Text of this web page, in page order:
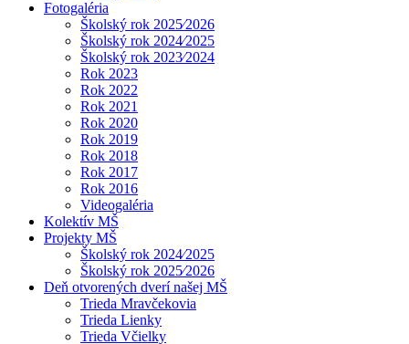
Fotogaléria
Školský rok 2025⁄2026
Školský rok 2024⁄2025
Školský rok 2023⁄2024
Rok 2023
Rok 2022
Rok 2021
Rok 2020
Rok 2019
Rok 2018
Rok 2017
Rok 2016
Videogaléria
Kolektív MŠ
Projekty MŠ
Školský rok 2024⁄2025
Školský rok 2025⁄2026
Deň otvorených dverí našej MŠ
Trieda Mravčekovia
Trieda Lienky
Trieda Včielky